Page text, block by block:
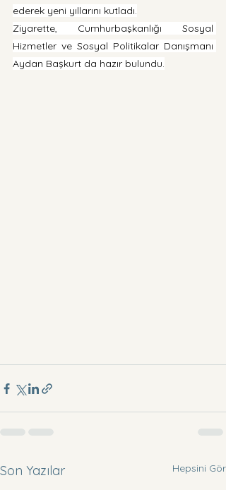
ederek yeni yıllarını kutladı.
Ziyarette, Cumhurbaşkanlığı Sosyal
Hizmetler ve Sosyal Politikalar Danışmanı
Aydan Başkurt da hazır bulundu.
Son Yazılar Hepsini Gör